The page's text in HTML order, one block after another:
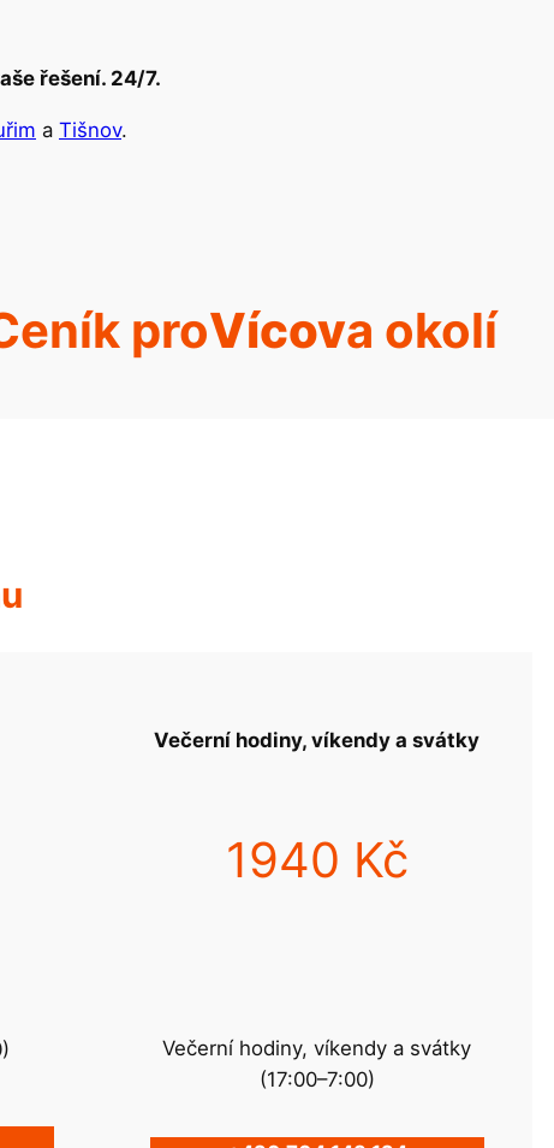
řešení. 24/7.
a Tišnov.
proVícova okolí
Večerní hodiny, víkendy a svátky
1940 Kč
Večerní hodiny, víkendy a svátky
(17:00–7:00)